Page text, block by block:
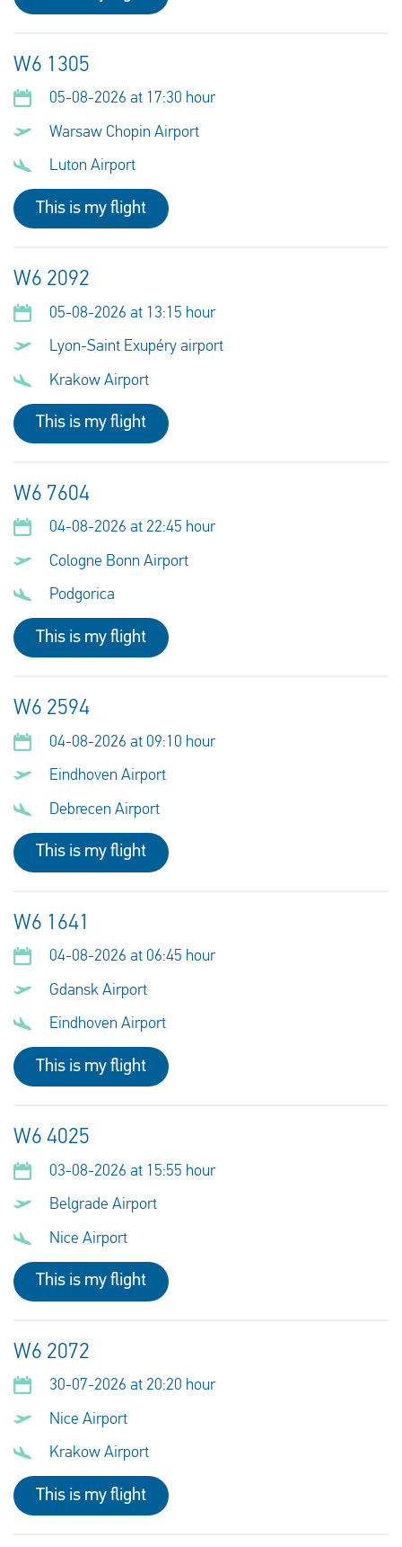
W6 1305
05-08-2026 at 17:30 hour
Warsaw Chopin Airport
Luton Airport
This is my flight
W6 2092
05-08-2026 at 13:15 hour
Lyon-Saint Exupéry airport
Krakow Airport
This is my flight
W6 7604
04-08-2026 at 22:45 hour
Cologne Bonn Airport
Podgorica
This is my flight
W6 2594
04-08-2026 at 09:10 hour
Eindhoven Airport
Debrecen Airport
This is my flight
W6 1641
04-08-2026 at 06:45 hour
Gdansk Airport
Eindhoven Airport
This is my flight
W6 4025
03-08-2026 at 15:55 hour
Belgrade Airport
Nice Airport
This is my flight
W6 2072
30-07-2026 at 20:20 hour
Nice Airport
Krakow Airport
This is my flight